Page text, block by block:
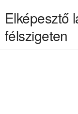
Elképesztő
félszigeten